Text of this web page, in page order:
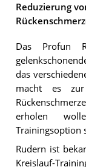
Reduzierung
Das Profun
das
macht es
erholen
Trainingsoption
Rudern ist
Kreislauf-